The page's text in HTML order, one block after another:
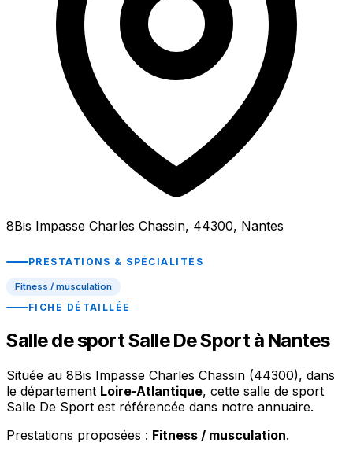
8Bis Impasse Charles Chassin, 44300, Nantes
PRESTATIONS & SPÉCIALITÉS
Fitness / musculation
FICHE DÉTAILLÉE
Salle de sport Salle De Sport à Nantes
Située au 8Bis Impasse Charles Chassin (44300), dans
le département Loire-Atlantique, cette salle de sport
Salle De Sport est référencée dans notre annuaire.
Prestations proposées : Fitness / musculation.